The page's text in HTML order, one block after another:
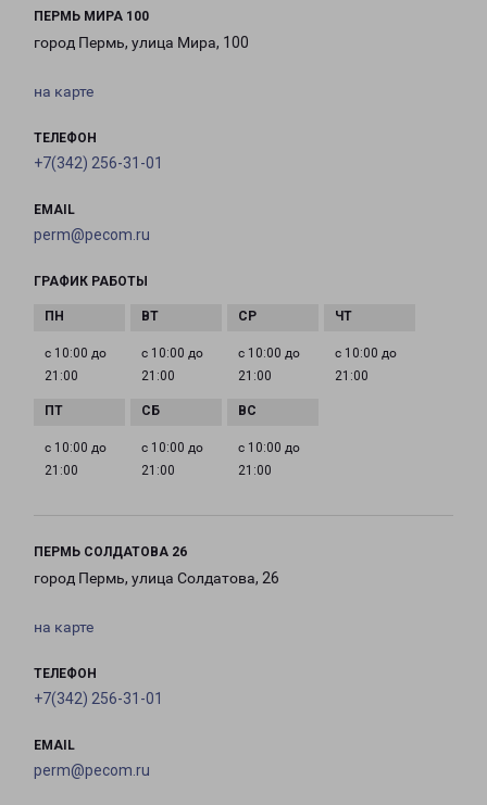
ПЕРМЬ МИРА 100
город Пермь, улица Мира, 100
на карте
ТЕЛЕФОН
+7(342) 256-31-01
EMAIL
perm@pecom.ru
ГРАФИК РАБОТЫ
с 10:00 до
21:00
с 10:00 до
21:00
с 10:00 до
21:00
с 10:00 до
21:00
с 10:00 до
21:00
с 10:00 до
21:00
с 10:00 до
21:00
ПЕРМЬ СОЛДАТОВА 26
город Пермь, улица Солдатова, 26
на карте
ТЕЛЕФОН
+7(342) 256-31-01
EMAIL
perm@pecom.ru